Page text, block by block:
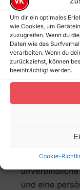
Um dir ein optimales
wie Cookies, um
zuzugreifen. Wenn du
Daten wie das
verarbeiten. Wenn du
zurückziehst, können
beeinträchtigt werden.
Cookie-
sich bewusst
Werkstatt, da
Qualität
bieten wir
Termin
Lassen Sie
Kontaktieren
und eine